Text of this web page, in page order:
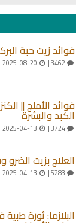
فوائد زيت حبة
فوائد الأملج ||
الكبد والبشرة
3724 |
العلاج بزيت الضرو
البلازما: ثورة